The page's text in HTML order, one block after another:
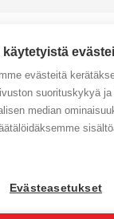
evästeitä
suorituskykyä
median
Evästeasetukset